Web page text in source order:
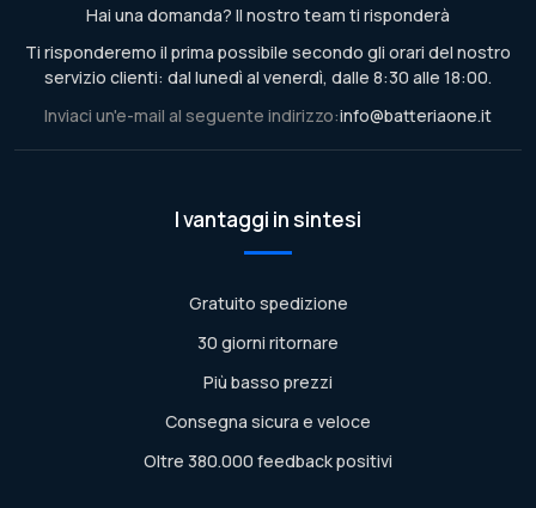
Hai una domanda? Il nostro team ti risponderà
Ti risponderemo il prima possibile secondo gli orari del nostro
servizio clienti: dal lunedì al venerdì, dalle 8:30 alle 18:00.
Inviaci un'e-mail al seguente indirizzo:info@batteriaone.it
I vantaggi in sintesi
Gratuito spedizione
30 giorni ritornare
Più basso prezzi
Consegna sicura e veloce
Oltre 380.000 feedback positivi